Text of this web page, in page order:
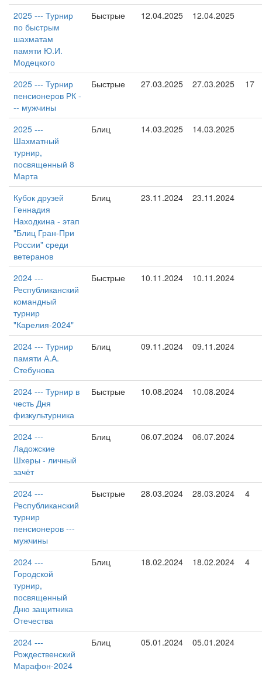
2025 --- Турнир
по быстрым
шахматам
памяти Ю.И.
Модецкого
Быстрые 12.04.2025 12.04.2025
2025 --- Турнир
пенсионеров РК -
-- мужчины
Быстрые 27.03.2025 27.03.2025 17
2025 ---
Шахматный
турнир,
посвященный 8
Марта
Блиц 14.03.2025 14.03.2025
Кубок друзей
Геннадия
Находкина - этап
"Блиц Гран-При
России" среди
ветеранов
Блиц 23.11.2024 23.11.2024
2024 ---
Республиканский
командный
турнир
"Карелия-2024"
Быстрые 10.11.2024 10.11.2024
2024 --- Турнир
памяти А.А.
Стебунова
Блиц 09.11.2024 09.11.2024
2024 --- Турнир в
честь Дня
физкультурника
Быстрые 10.08.2024 10.08.2024
2024 ---
Ладожские
Шхеры - личный
зачёт
Блиц 06.07.2024 06.07.2024
2024 ---
Республиканский
турнир
пенсионеров ---
мужчины
Быстрые 28.03.2024 28.03.2024 4
2024 ---
Городской
турнир,
посвященный
Дню защитника
Отечества
Блиц 18.02.2024 18.02.2024 4
2024 ---
Рождественский
Марафон-2024
Блиц 05.01.2024 05.01.2024